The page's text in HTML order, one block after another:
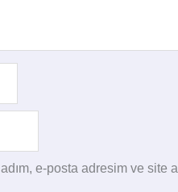
e-posta adresim ve site